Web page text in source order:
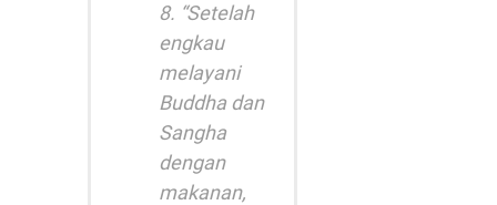
8. “Setelah
engkau
melayani
Buddha dan
Sangha
dengan
makanan,